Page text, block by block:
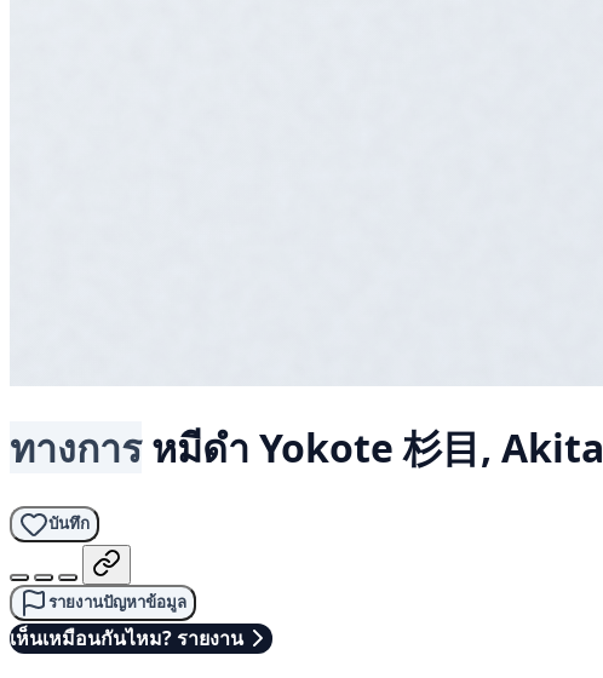
ทางการ หมีดำ Yokote 杉目, Akita
บันทึก
รายงานปัญหาข้อมูล
เห็นเหมือนกันไหม? รายงาน